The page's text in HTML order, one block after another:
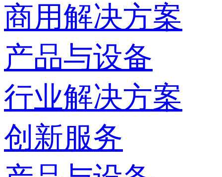
商用解决方案
产品与设备
行业解决方案
创新服务